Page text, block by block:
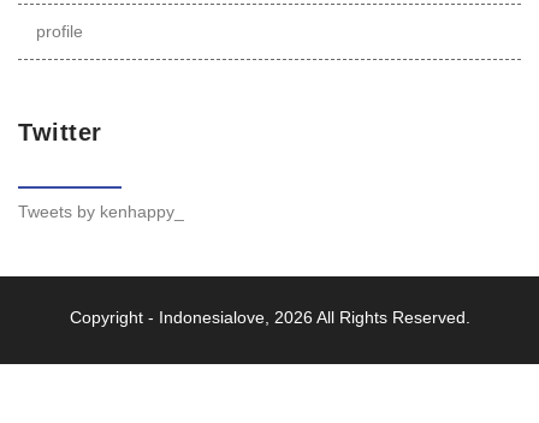
profile
Twitter
Tweets by kenhappy_
Copyright - Indonesialove, 2026 All Rights Reserved.